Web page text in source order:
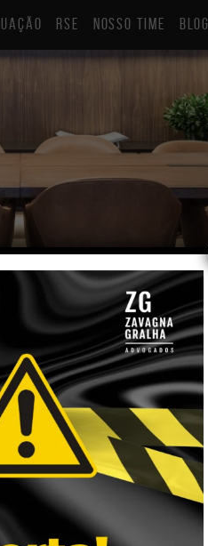
RSE NOSSO TIME BLOG
Mazoni
Especialização em Direito